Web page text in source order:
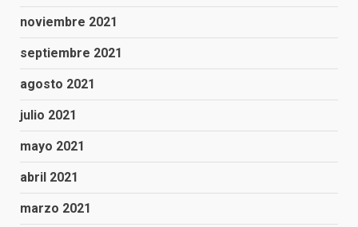
noviembre 2021
septiembre 2021
agosto 2021
julio 2021
mayo 2021
abril 2021
marzo 2021